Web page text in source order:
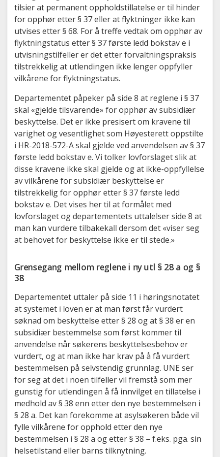
tilsier at permanent oppholdstillatelse er til hinder
for opphør etter § 37 eller at flyktninger ikke kan
utvises etter § 68. For å treffe vedtak om opphør av
flyktningstatus etter § 37 første ledd bokstav e i
utvisningstilfeller er det etter forvaltningspraksis
tilstrekkelig at utlendingen ikke lenger oppfyller
vilkårene for flyktningstatus.
Departementet påpeker på side 8 at reglene i § 37
skal «gjelde tilsvarende» for opphør av subsidiær
beskyttelse. Det er ikke presisert om kravene til
varighet og vesentlighet som Høyesterett oppstilte
i HR-2018-572-A skal gjelde ved anvendelsen av § 37
første ledd bokstav e. Vi tolker lovforslaget slik at
disse kravene ikke skal gjelde og at ikke-oppfyllelse
av vilkårene for subsidiær beskyttelse er
tilstrekkelig for opphør etter § 37 første ledd
bokstav e. Det vises her til at formålet med
lovforslaget og departementets uttalelser side 8 at
man kan vurdere tilbakekall dersom det «viser seg
at behovet for beskyttelse ikke er til stede.»
Grensegang mellom reglene i ny utl § 28 a og §
38
Departementet uttaler på side 11 i høringsnotatet
at systemet i loven er at man først får vurdert
søknad om beskyttelse etter § 28 og at § 38 er en
subsidiær bestemmelse som først kommer til
anvendelse når søkerens beskyttelsesbehov er
vurdert, og at man ikke har krav på å få vurdert
bestemmelsen på selvstendig grunnlag. UNE ser
for seg at det i noen tilfeller vil fremstå som mer
gunstig for utlendingen å få innvilget en tillatelse i
medhold av § 38 enn etter den nye bestemmelsen i
§ 28 a. Det kan forekomme at asylsøkeren både vil
fylle vilkårene for opphold etter den nye
bestemmelsen i § 28 a og etter § 38 – f.eks. pga. sin
helsetilstand eller barns tilknytning.